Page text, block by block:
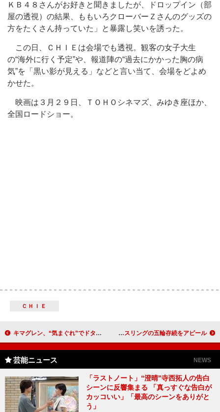
ＫＢ４８さんがお好きと聞きましたが、ドロップイン（部
屋の透視）の結果、ももいろクローバーＺさんのグッズの
方をたくさん持っていた」と暴露し笑いを誘った。
この日、ＣＨＩＥは会場でも透視。観客の女子大生
の“海外に行く予定”や、報道陣の“過去にかかった胸の病
気”を「黒い影が見える」などと言い当て、会場をどよめ
かせた。
映画は３月２９日、ＴＯＨＯシネマズ、みゆき座ほか、
全国ロードショー。
ＣＨＩＥ
キマグレン、“気まぐれ”でドタキャン？ 「Ｉｓｌａｎｄ Ｆｅｖｅｒ」記者発表会 吉田沙保里選手「できることは協力する」 レスリングの五輪存続をアピール
芸能ニュース NEWS
「ラストノート」“澄晴”寺西拓人の告白
シーンに反響集まる 「真っすぐな告白が
カッコいい」「最高のシーンをありがと
う」